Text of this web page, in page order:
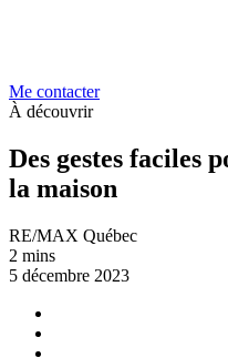
Me contacter
À découvrir
Des gestes faciles
la maison
RE/MAX Québec
2 mins
5 décembre 2023